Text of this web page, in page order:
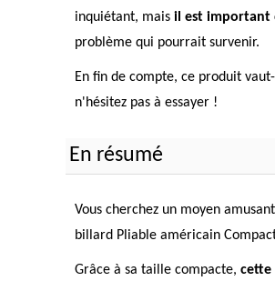
inquiétant, mais il est important
problème qui pourrait survenir.
En fin de compte, ce produit
n'hésitez pas à essayer !
En résumé
Vous cherchez un moyen
billard Pliable américain
Grâce à sa taille compacte, cette